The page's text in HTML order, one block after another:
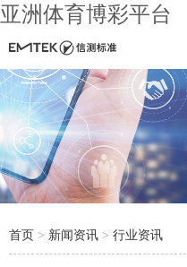
亚洲体育博彩平台
首页 > 新闻资讯 > 行业资讯